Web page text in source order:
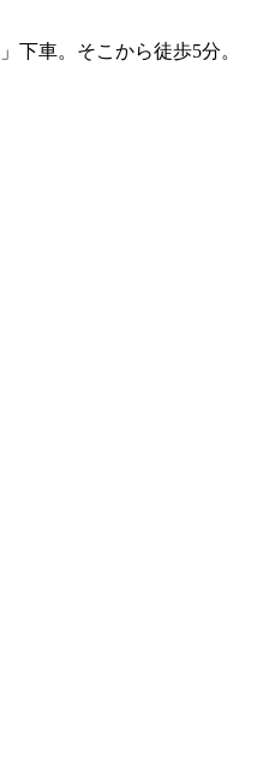
下車。そこから徒歩5分。